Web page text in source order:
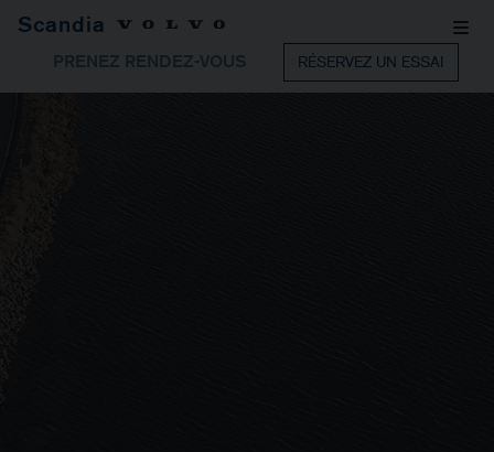
Scandia
PRENEZ RENDEZ-VOUS RÉSERVEZ UN ESSAI